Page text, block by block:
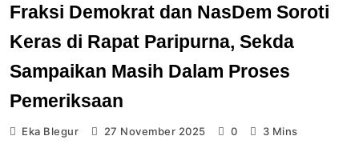
Fraksi Demokrat dan NasDem Soroti
Keras di Rapat Paripurna, Sekda
Sampaikan Masih Dalam Proses
Pemeriksaan
Eka Blegur 27 November 2025 0 3 Mins